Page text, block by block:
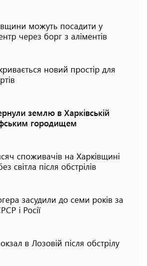
можуть посадити у
через борг з аліментів
новий простір для
землю в Харківській
городищем
споживачів на Харківщині
світла після обстрілів
засудили до семи років за
і Росії
в Лозовій після обстрілу